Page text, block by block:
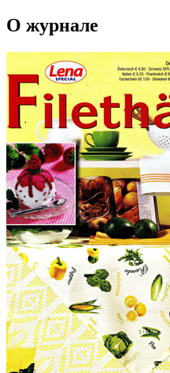
О журнале